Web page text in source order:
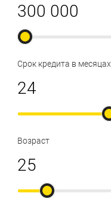
Срок кредита в месяцах
Возраст